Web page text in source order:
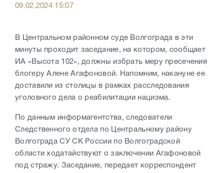
09.02.2024 15:07
В Центральном районном суде Волгограда в эти
минуты проходит заседание, на котором, сообщает
ИА «Высота 102», должны избрать меру пресечения
блогеру Алене Агафоновой. Напомним, накануне ее
доставили из столицы в рамках расследования
уголовного дела о реабилитации нацизма.
По данным информагентства, следователи
Следственного отдела по Центральному району
Волгограда СУ СК России по Волгоградской
области ходатайствуют о заключении Агафоновой
под стражу. Заседание, передает корреспондент